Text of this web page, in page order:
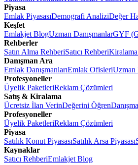
Piyasa
Emlak PiyasasıDemografi AnaliziDeğer
Keşfet
Emlakjet BlogUzman DanışmanlarGYF
Rehberler
Satın Alma RehberiSatıcı Rehberi
Danışman Ara
Emlak DanışmanlarıEmlak OfisleriUzman
Profesyoneller
Üyelik PaketleriReklam Çözümleri
Satış & Kiralama
Ücretsiz İlan VerinDeğerini Öğren
Profesyoneller
Üyelik PaketleriReklam Çözümleri
Piyasa
Satılık Konut PiyasasıSatılık Arsa Piyasası
Kaynaklar
Satıcı RehberiEmlakjet Blog